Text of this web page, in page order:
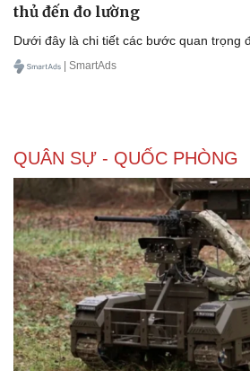
thủ đến đo lường
Dưới đây là chi tiết các bước quan trọng
| SmartAds
QUÂN SỰ - QUỐC PHÒNG